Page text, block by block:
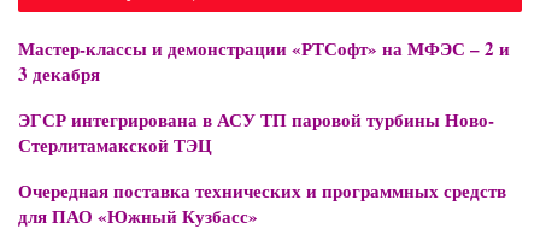
Мастер-классы и демонстрации «РТСофт» на МФЭС – 2 и
3 декабря
ЭГСР интегрирована в АСУ ТП паровой турбины Ново-
Стерлитамакской ТЭЦ
Очередная поставка технических и программных средств
для ПАО «Южный Кузбасс»